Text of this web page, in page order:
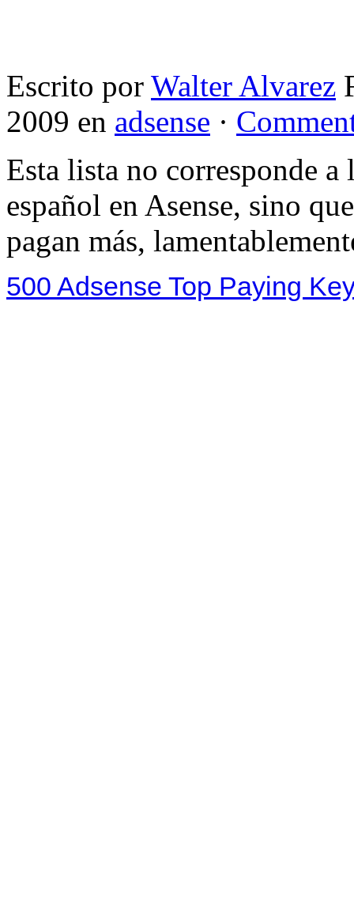
Escrito por Walter Alvarez
2009 en adsense ·
Esta lista no corresponde a
español en Asense, sino
pagan más,
500 Adsense Top Paying